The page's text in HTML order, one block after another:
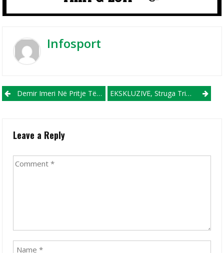
Infosport
Post navigation
Demir Imeri Në Pritje Të Sfidave Të Reja Pas Largimit Nga FC Shkupi EKSKLUZIVE, Struga Trim Lum Shumë Pranë Transferimit Të Talentit Shkupjan, Altin Aliji!
Leave a Reply